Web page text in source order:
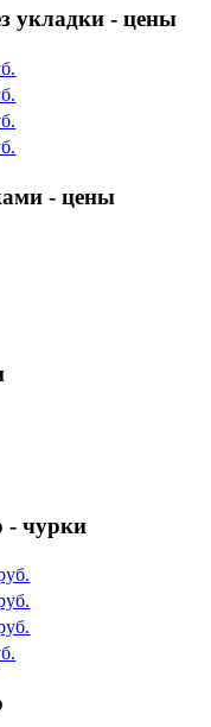
укладки - цены
- цены
- чурки